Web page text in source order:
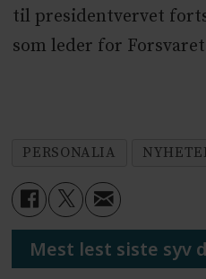
til presidentvervet
som leder for
PERSONALIA
Mest lest siste syv